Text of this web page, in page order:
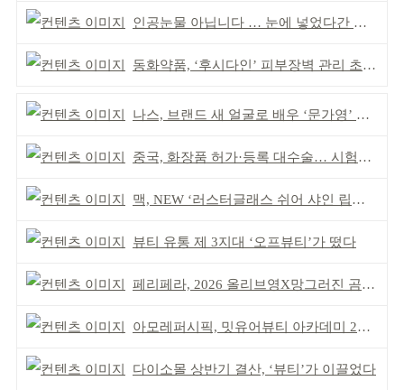
인공눈물 아닙니다 … 눈에 넣었다간 각막 손상
동화약품, ‘후시다인’ 피부장벽 관리 초점 ‘리브랜딩’
나스, 브랜드 새 얼굴로 배우 ‘문가영’ 발탁
중국, 화장품 허가·등록 대수술… 시험자료 공용 허용
맥, NEW ‘러스터글래스 쉬어 샤인 립스틱’ 출시
뷰티 유통 제 3지대 ‘오프뷰티’가 떴다
페리페라, 2026 올리브영X망그러진 곰 콜라보
아모레퍼시픽, 밋유어뷰티 아카데미 2기 발대식
다이소몰 상반기 결산, ‘뷰티’가 이끌었다